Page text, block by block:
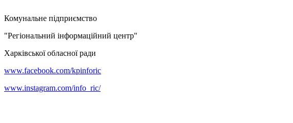
Комунальне підприємство
"Регіональний інформаційний центр"
Харківської обласної ради
www.facebook.com/kpinforic
www.instagram.com/info_ric/